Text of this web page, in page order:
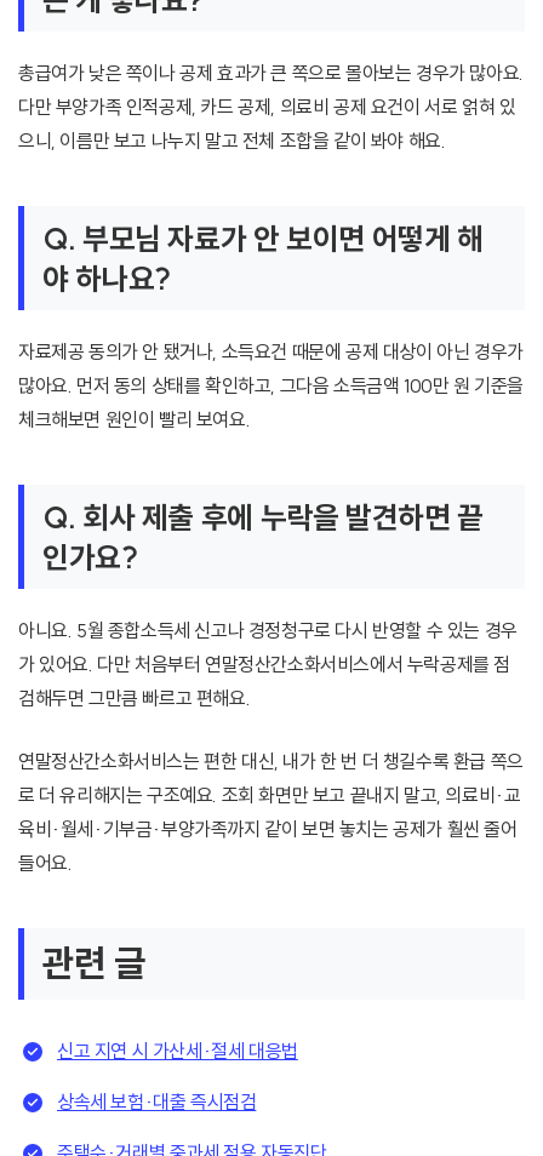
총급여가 낮은 쪽이나 공제 효과가 큰 쪽으로 몰아보는 경우가 많아요.
다만 부양가족 인적공제, 카드 공제, 의료비 공제 요건이 서로 얽혀 있
으니, 이름만 보고 나누지 말고 전체 조합을 같이 봐야 해요.
Q. 부모님 자료가 안 보이면 어떻게 해
야 하나요?
자료제공 동의가 안 됐거나, 소득요건 때문에 공제 대상이 아닌 경우가
많아요. 먼저 동의 상태를 확인하고, 그다음 소득금액 100만 원 기준을
체크해보면 원인이 빨리 보여요.
Q. 회사 제출 후에 누락을 발견하면 끝
인가요?
아니요. 5월 종합소득세 신고나 경정청구로 다시 반영할 수 있는 경우
가 있어요. 다만 처음부터 연말정산간소화서비스에서 누락공제를 점
검해두면 그만큼 빠르고 편해요.
연말정산간소화서비스는 편한 대신, 내가 한 번 더 챙길수록 환급 쪽으
로 더 유리해지는 구조예요. 조회 화면만 보고 끝내지 말고, 의료비·교
육비·월세·기부금·부양가족까지 같이 보면 놓치는 공제가 훨씬 줄어
들어요.
관련 글
신고 지연 시 가산세·절세 대응법
상속세 보험·대출 즉시점검